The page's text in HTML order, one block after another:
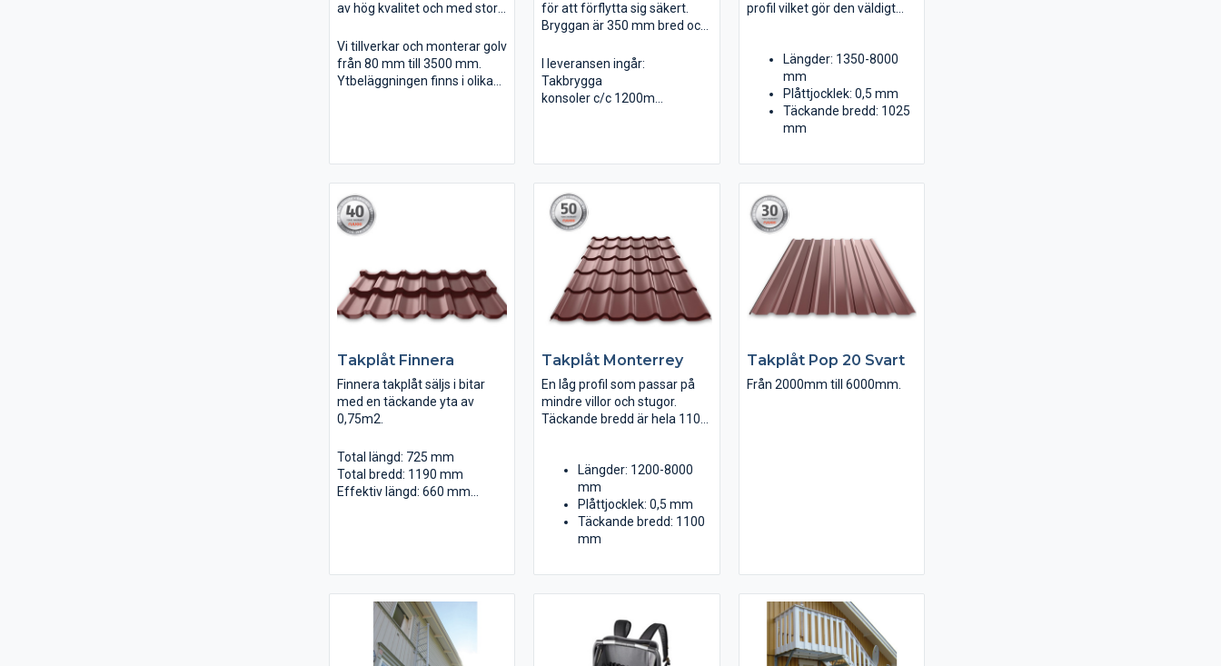
av hög kvalitet och med stor
uppfyller ställda krav på
ställverksgolv och datagolv
enligt BBR 5.6-5.8 samt SS-
Vi tillverkar och monterar golv
från 80 mm till 3500 mm.
Ytbeläggningen finns i olika
för att förflytta sig säkert.
Bryggan är 350 mm bred och
Konsolerna är justerbara och
passa till alla taklutningar.
Takbryggan är godkänd som
I leveransen ingår:
Takbrygga
konsoler c/c 1200mm
profil vilket gör den väldigt
Längder: 1350-8000
mm
Plåttjocklek: 0,5 mm
Täckande bredd: 1025
mm
Takplåt Finnera
Finnera takplåt säljs i bitar
med en täckande yta av
0,75m2.
Total längd: 725 mm
Total bredd: 1190 mm
Effektiv längd: 660 mm
Takplåt Monterrey
En låg profil som passar på
mindre villor och stugor.
Täckande bredd är hela 1100
Längder: 1200-8000
mm
Plåttjocklek: 0,5 mm
Täckande bredd: 1100
mm
Takplåt Pop 20 Svart
Från 2000mm till 6000mm.